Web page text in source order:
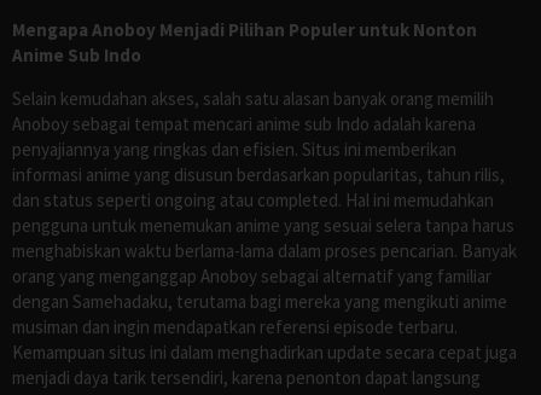
Mengapa Anoboy Menjadi Pilihan Populer untuk Nonton
Anime Sub Indo
Selain kemudahan akses, salah satu alasan banyak orang memilih
Anoboy sebagai tempat mencari anime sub Indo adalah karena
penyajiannya yang ringkas dan efisien. Situs ini memberikan
informasi anime yang disusun berdasarkan popularitas, tahun rilis,
dan status seperti ongoing atau completed. Hal ini memudahkan
pengguna untuk menemukan anime yang sesuai selera tanpa harus
menghabiskan waktu berlama-lama dalam proses pencarian. Banyak
orang yang menganggap Anoboy sebagai alternatif yang familiar
dengan Samehadaku, terutama bagi mereka yang mengikuti anime
musiman dan ingin mendapatkan referensi episode terbaru.
Kemampuan situs ini dalam menghadirkan update secara cepat juga
menjadi daya tarik tersendiri, karena penonton dapat langsung